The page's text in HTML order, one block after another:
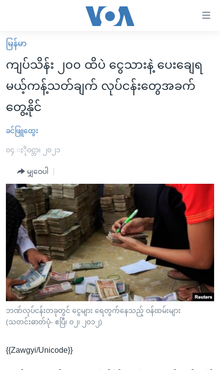
လွယ်ကူ
စေ
သည့်
များ
ပင်မ
ကျော်
ကြည့်
ရန်
ပင်မ
စာမျက်နှာ
ကျော်
ကြည့်
ရန်
ရှာဖွေ
သို့
မူလစာမျက်နှာ
မြန်မာ
ကမ္ဘာ့သတင်းများ
နိုင်ငံတကာ
အစ္စရေး-ပါလက်စတိုင်း
ဗွီဒီယို
အင်္ဂလိပ်စာလေ့လာမယ်
အမေရိကန်သုံးအီဒီယံ
မကြေးမုံရဲ့ အင်္ဂလိပ်စာ
ရုပ်ရှင်ထဲက အင်္ဂလိပ်စာ
သုတပဒေသာ အင်္ဂလိပ်စာ
အပတ်စဉ်ကဏ္ဍများ
ရေဒီယို
တီဗွီ
ရေဒီယိုနှင့်ရုပ်သံ အချက်အလက်များ
ရေဒီယို/တီဗွီအစီအစဉ်
Learning English
ဗွီအိုအေ လူမှုကွန်ယက်များ
ဘာသာစကားများ
မြန်မာ
ကျပ်သိန်း ၂၀၀ ထိပဲ ငွေသားနဲ့ ပေးချေရ
မယ့်ကန့်သတ်ချက် လုပ်ငန်းတွေအခက်
တွေ့နိုင်
ခင်ဖြူထွေး
၀၄ ႏိုဝင္ဘာ၊ ၂၀၂၁
မျှဝေပါ
ဘဏ်လုပ်ငန်းတခုတွင် ငွေများ ရေတွက်နေသည့် ဝန်ထမ်းများ
(သတင်းဓာတ်ပုံ- ဧပြီ၊ ၀၂၊ ၂၀၁၂)
{{Zawgyi/Unicode}}